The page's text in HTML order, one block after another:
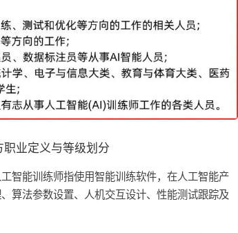
业定义与等级划分
智能训练师指使用智能训练软件，在人工智能产
算法参数设置、人机交互设计、性能测试跟踪及